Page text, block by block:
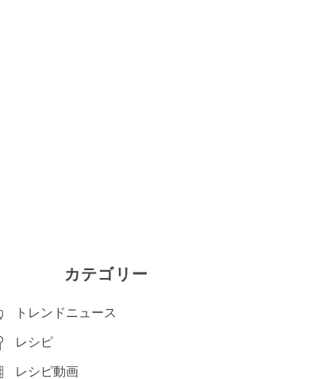
カテゴリー
トレンドニュース
レシピ
レシピ動画